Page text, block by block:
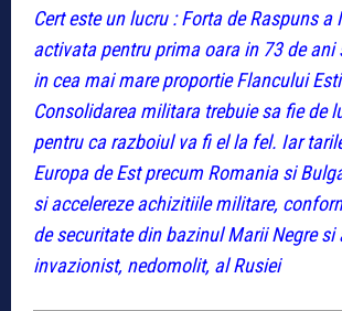
Cert este un lucru : Forta de Raspuns a
activata pentru prima oara in 73 de ani
in cea mai mare proportie Flancului
Consolidarea militara trebuie sa fie de
pentru ca razboiul va fi el la fel. Iar
Europa de Est precum Romania si
si accelereze achizitiile militare,
de securitate din bazinul Marii Negre si
invazionist, nedomolit, al Rusiei